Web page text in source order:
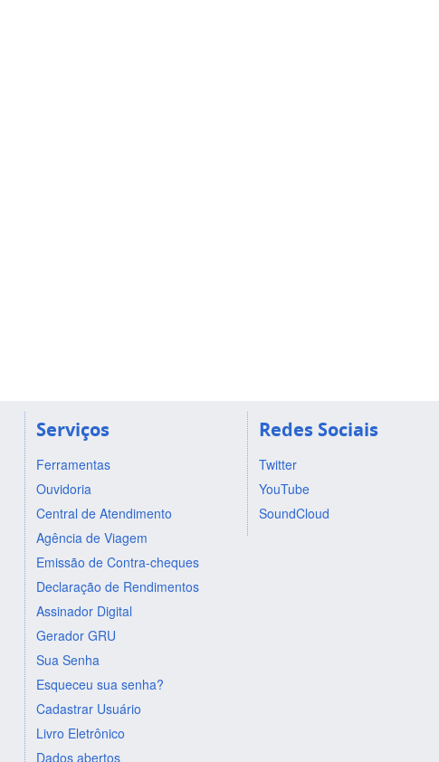
Serviços
Ferramentas
Ouvidoria
Central de Atendimento
Agência de Viagem
Emissão de Contra-cheques
Declaração de Rendimentos
Assinador Digital
Gerador GRU
Sua Senha
Esqueceu sua senha?
Cadastrar Usuário
Livro Eletrônico
Dados abertos
Redes Sociais
Twitter
YouTube
SoundCloud